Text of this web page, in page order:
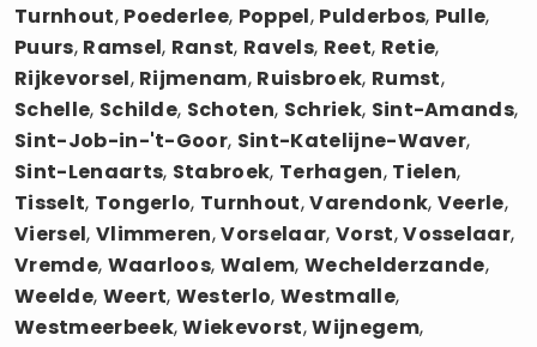
Turnhout, Poederlee, Poppel, Pulderbos, Pulle,
Puurs, Ramsel, Ranst, Ravels, Reet, Retie,
Rijkevorsel, Rijmenam, Ruisbroek, Rumst,
Schelle, Schilde, Schoten, Schriek, Sint-Amands,
Sint-Job-in-'t-Goor, Sint-Katelijne-Waver,
Sint-Lenaarts, Stabroek, Terhagen, Tielen,
Tisselt, Tongerlo, Turnhout,Varendonk, Veerle,
Viersel, Vlimmeren,Vorselaar, Vorst,Vosselaar,
Vremde, Waarloos, Walem,Wechelderzande,
Weelde, Weert, Westerlo,Westmalle,
Westmeerbeek,Wiekevorst,Wijnegem,